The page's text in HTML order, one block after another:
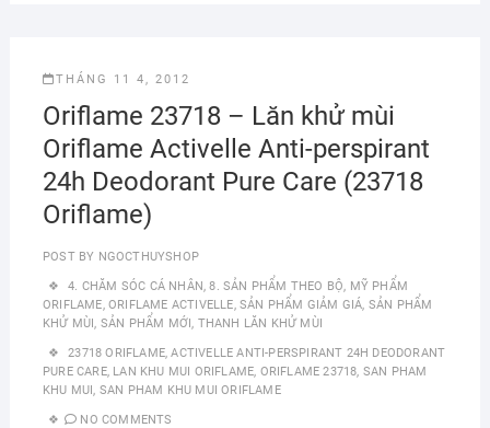
THÁNG 11 4, 2012
Oriflame 23718 – Lăn khử mùi
Oriflame Activelle Anti-perspirant
24h Deodorant Pure Care (23718
Oriflame)
POST BY NGOCTHUYSHOP
4. CHĂM SÓC CÁ NHÂN,8. SẢN PHẨM THEO BỘ, MỸ PHẨM
ORIFLAME, ORIFLAME ACTIVELLE, SẢN PHẨM GIẢM GIÁ, SẢN PHẨM
KHỬ MÙI, SẢN PHẨM MỚI, THANH LĂN KHỬ MÙI
23718 ORIFLAME,ACTIVELLE ANTI-PERSPIRANT 24H DEODORANT
PURE CARE, LAN KHU MUI ORIFLAME, ORIFLAME 23718, SAN PHAM
KHU MUI, SAN PHAM KHU MUI ORIFLAME
NO COMMENTS